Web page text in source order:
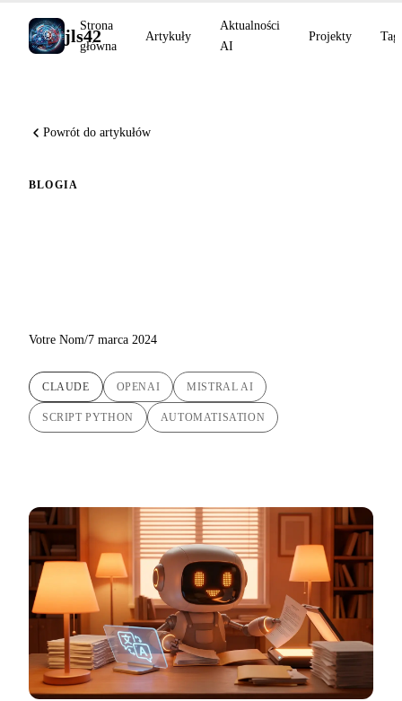
jls42
Strona
główna
Artykuły
Aktualności
AI
Projekty Tagi
Powrót do artykułów
BLOGIA
Votre Nom/7 marca 2024
CLAUDE OPENAI MISTRAL AI
SCRIPT PYTHON AUTOMATISATION